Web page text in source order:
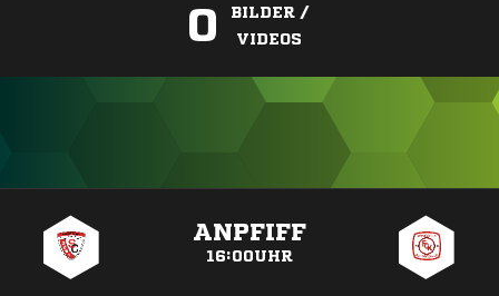
0
BILDER /
VIDEOS
ANPFIFF
16:00UHR